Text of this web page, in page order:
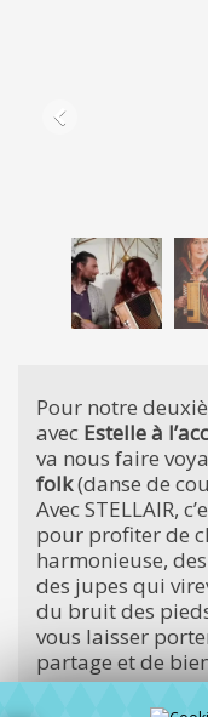
Pour notre
avec Estelle à
va nous faire
folk(danse de
Avec STELLAIR,
pour profiter de
harmonieuse,
des jupes qui
du bruit des
vous laisser
partage et de